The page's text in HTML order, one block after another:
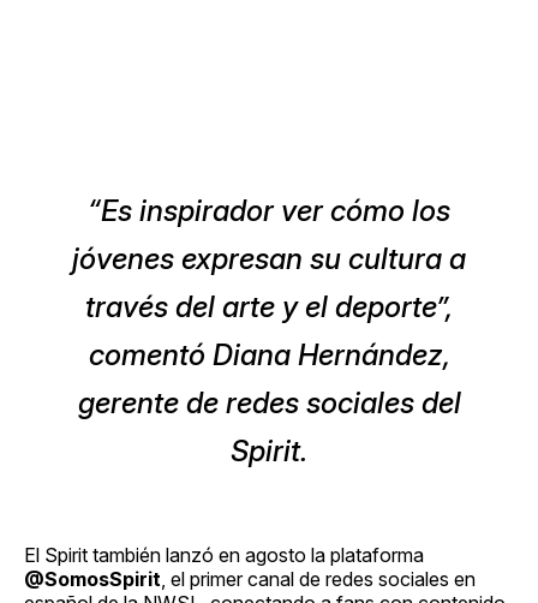
“Es inspirador ver cómo los
jóvenes expresan su cultura a
través del arte y el deporte”,
comentó Diana Hernández,
gerente de redes sociales del
Spirit.
El Spirit también lanzó en agosto la plataforma
@SomosSpirit , el primer canal de redes sociales en